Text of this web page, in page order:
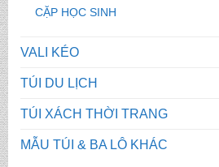
CẶP HỌC SINH
VALI KÉO
TÚI DU LỊCH
TÚI XÁCH THỜI TRANG
MẪU TÚI & BA LÔ KHÁC